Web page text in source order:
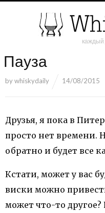
каждый
Пауза
bywhiskydaily 14/08/2015
Друзья, я пока в
просто нет времени.
обратно и будет все
Кстати, может у вас
виски можно
может что-то другое?